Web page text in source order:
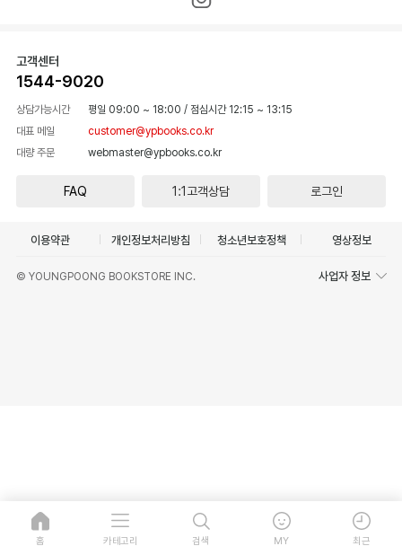
고객센터
1544-9020
상담가능시간 평일 09:00 ~ 18:00 / 점심시간 12:15 ~ 13:15
대표 메일
customer@ypbooks.co.kr
대량 주문
webmaster@ypbooks.co.kr
FAQ 1:1고객상담 로그인
이용약관 개인정보처리방침 청소년보호정책 영상정보
© YOUNGPOONG BOOKSTORE INC. 사업자 정보
홈 카테고리 검색 MY 최근